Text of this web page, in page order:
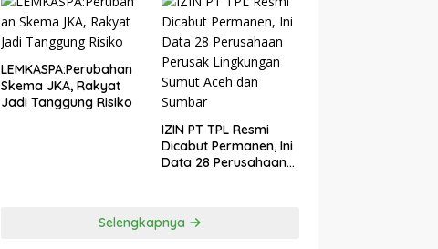
LEMKASPA:Perubahan
Skema JKA, Rakyat
Jadi Tanggung Risiko
IZIN PT TPL Resmi
Dicabut Permanen, Ini
Data 28 Perusahaan
Selengkapnya